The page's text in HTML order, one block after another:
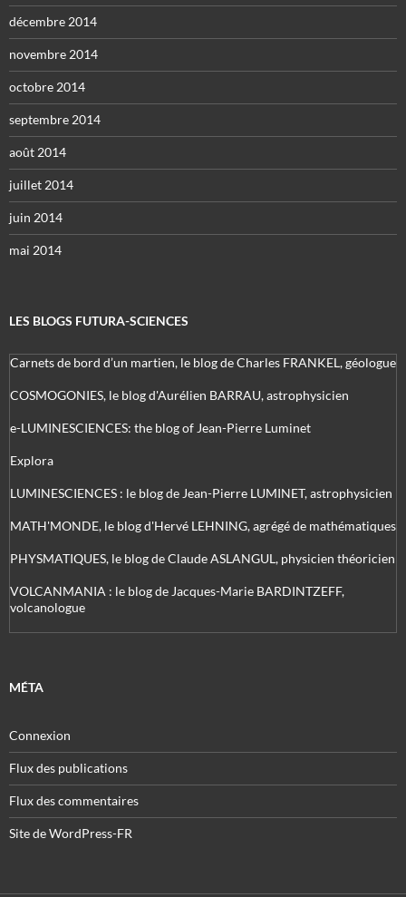
décembre 2014
novembre 2014
octobre 2014
septembre 2014
août 2014
juillet 2014
juin 2014
mai 2014
LES BLOGS FUTURA-SCIENCES
Carnets de bord d’un martien, le blog de Charles FRANKEL, géologue
COSMOGONIES, le blog d'Aurélien BARRAU, astrophysicien
e-LUMINESCIENCES: the blog of Jean-Pierre Luminet
Explora
LUMINESCIENCES : le blog de Jean-Pierre LUMINET, astrophysicien
MATH'MONDE, le blog d'Hervé LEHNING, agrégé de mathématiques
PHYSMATIQUES, le blog de Claude ASLANGUL, physicien théoricien
VOLCANMANIA : le blog de Jacques-Marie BARDINTZEFF,
volcanologue
MÉTA
Connexion
Flux des publications
Flux des commentaires
Site de WordPress-FR